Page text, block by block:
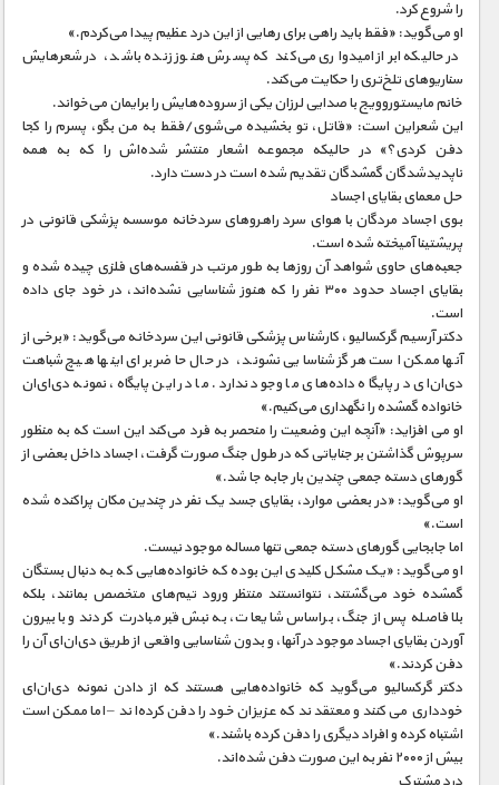
را شروع کرد.
او می‌گوید: «فقط باید راهی برای رهایی از این درد عظیم پیدا می‌کردم.»
در حالیکه ابراز امیدواری می‌کند که پسرش هنوز زنده باشد، در شعرهایش
سناریوهای تلخ‌تری را حکایت می‌کند.
خانم مایستوروویج با صدایی لرزان یکی از سروده‌هایش را برایمان می‌خواند.
این شعراین است: «قاتل، تو بخشیده می‌شوی/فقط به من بگو، پسرم را کجا
دفن کردی؟» در حالیکه مجموعه اشعار منتشر شده‌اش را که به همه
ناپدیدشدگان گمشدگان تقدیم شده است در دست دارد.
حل معمای بقایای اجساد
بوی اجساد مردگان با هوای سرد راهروهای سردخانه موسسه پزشکی قانونی در
پریشتینا آمیخته شده است.
جعبه‌های حاوی شواهد آن روزها به طور مرتب در قفسه‌های فلزی چیده شده و
بقایای اجساد حدود ۳۰۰ نفر را که هنوز شناسایی نشده‌اند، در خود جای داده
است.
دکتر آرسیم گرکسالیو، کارشناس پزشکی قانونی این سردخانه می‌گوید: «برخی از
آنها ممکن است هرگز شناسایی نشوند، در حال حاضر برای اینها هیچ شباهت
دی‌ان‌ای در پایگاه داده‌های ما وجود ندارد. ما در این پایگاه، نمونه دی‌ای‌ان
خانواده گمشده را نگهداری می‌کنیم.»
او می افزاید: «آنچه این وضعیت را منحصر به فرد می‌کند این است که به منظور
سرپوش گذاشتن بر جنایاتی که در طول جنگ صورت گرفت، اجساد داخل بعضی از
گورهای دسته جمعی چندین بار جابه جا شد.»
او می‌گوید: «در بعضی موارد، بقایای جسد یک نفر در چندین مکان پراکنده شده
است.»
اما جابجایی گورهای دسته جمعی تنها مساله موجود نیست.
او می‌گوید: «یک مشکل کلیدی این بوده که خانواده‌هایی که به دنبال بستگان
گمشده خود می‌گشتند، نتوانستند منتظر ورود تیم‌های متخصص بمانند، بلکه
بلافاصله پس از جنگ، براساس شایعات، به نبش قبر مبادرت کردند و با بیرون
آوردن بقایای اجساد موجود در آنها، و بدون شناسایی واقعی از طریق دی‌ان‌ای آن را
دفن کردند.»
دکتر گرکسالیو می‌گوید که خانواده‌هایی هستند که از دادن نمونه دی‌ان‌ای
خودداری می کنند و معتقدند که عزیزان خود را دفن کرده‌اند – اما ممکن است
اشتباه کرده و افراد دیگری را دفن کرده باشند.»
بیش از ۲۰۰۰ نفر به‌ این صورت دفن شده‌اند.